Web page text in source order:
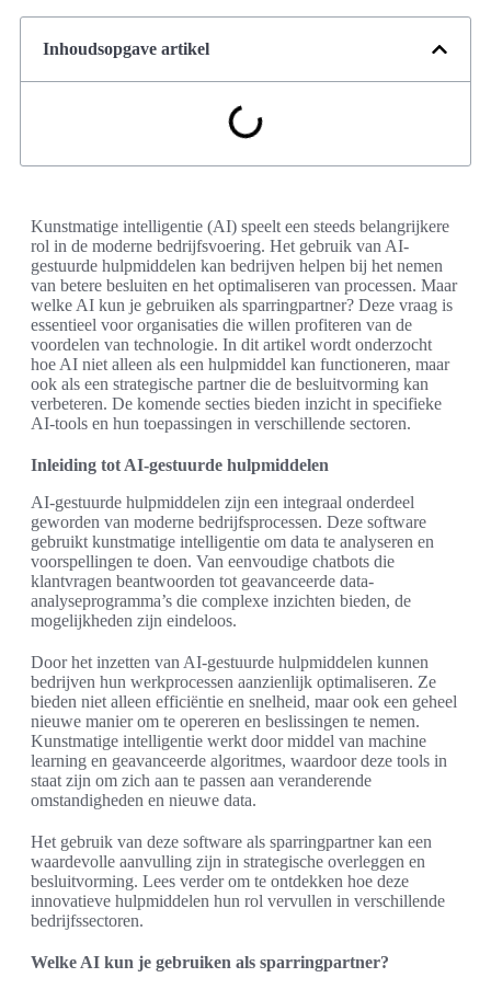
Inhoudsopgave artikel
Kunstmatige intelligentie (AI) speelt een steeds belangrijkere
rol in de moderne bedrijfsvoering. Het gebruik van AI-
gestuurde hulpmiddelen kan bedrijven helpen bij het nemen
van betere besluiten en het optimaliseren van processen. Maar
welke AI kun je gebruiken als sparringpartner? Deze vraag is
essentieel voor organisaties die willen profiteren van de
voordelen van technologie. In dit artikel wordt onderzocht
hoe AI niet alleen als een hulpmiddel kan functioneren, maar
ook als een strategische partner die de besluitvorming kan
verbeteren. De komende secties bieden inzicht in specifieke
AI-tools en hun toepassingen in verschillende sectoren.
Inleiding tot AI-gestuurde hulpmiddelen
AI-gestuurde hulpmiddelen zijn een integraal onderdeel
geworden van moderne bedrijfsprocessen. Deze software
gebruikt kunstmatige intelligentie om data te analyseren en
voorspellingen te doen. Van eenvoudige chatbots die
klantvragen beantwoorden tot geavanceerde data-
analyseprogramma’s die complexe inzichten bieden, de
mogelijkheden zijn eindeloos.
Door het inzetten van AI-gestuurde hulpmiddelen kunnen
bedrijven hun werkprocessen aanzienlijk optimaliseren. Ze
bieden niet alleen efficiëntie en snelheid, maar ook een geheel
nieuwe manier om te opereren en beslissingen te nemen.
Kunstmatige intelligentie werkt door middel van machine
learning en geavanceerde algoritmes, waardoor deze tools in
staat zijn om zich aan te passen aan veranderende
omstandigheden en nieuwe data.
Het gebruik van deze software als sparringpartner kan een
waardevolle aanvulling zijn in strategische overleggen en
besluitvorming. Lees verder om te ontdekken hoe deze
innovatieve hulpmiddelen hun rol vervullen in verschillende
bedrijfssectoren.
Welke AI kun je gebruiken als sparringpartner?